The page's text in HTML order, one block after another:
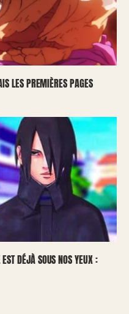
LES PREMIÈRES PAGES
DÉJÀ SOUS NOS YEUX :